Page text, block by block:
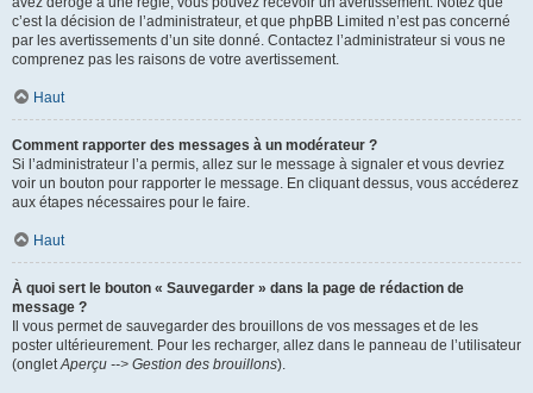
c’est la décision de l’administrateur, et que phpBB Limited n’est pas concerné
par les avertissements d’un site donné. Contactez l’administrateur si vous ne
comprenez pas les raisons de votre avertissement.
Haut
Comment rapporter des messages à un modérateur ?
Si l’administrateur l’a permis, allez sur le message à signaler et vous devriez
voir un bouton pour rapporter le message. En cliquant dessus, vous accéderez
aux étapes nécessaires pour le faire.
Haut
À quoi sert le bouton « Sauvegarder » dans la page de rédaction de
message ?
Il vous permet de sauvegarder des brouillons de vos messages et de les
poster ultérieurement. Pour les recharger, allez dans le panneau de l’utilisateur
(ongletAperçu --> Gestion des brouillons).